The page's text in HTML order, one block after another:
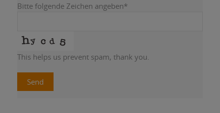
Bitte folgende Zeichen angeben*
This helps us prevent spam, thank you.
Send